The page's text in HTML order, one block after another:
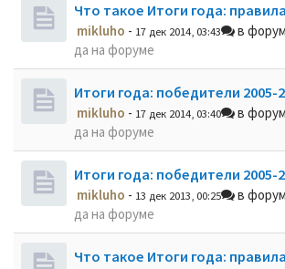
Что такое Итоги года: правила
mikluho - 17 дек 2014, 03:43 в
да на форуме
Итоги года: победители 2005-
mikluho - 17 дек 2014, 03:40 в
да на форуме
Итоги года: победители 2005-
mikluho - 13 дек 2013, 00:25 в
да на форуме
Что такое Итоги года: правила